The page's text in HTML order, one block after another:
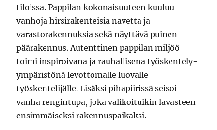
tiloissa. Pappilan kokonaisuuteen kuuluu
vanhoja hirsirakenteisia navetta ja
varastorakennuksia sekä näyttävä puinen
päärakennus. Autenttinen pappilan miljöö
toimi inspiroivana ja rauhallisena työskentely-
ympäristönä levottomalle luovalle
työskentelijälle. Lisäksi pihapiirissä seisoi
vanha rengintupa, joka valikoituikin lavasteen
ensimmäiseksi rakennuspaikaksi.